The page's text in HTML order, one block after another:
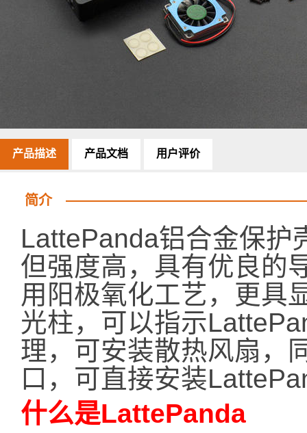
产品描述 产品文档 用户评价
简介
LattePanda铝合金保护
但强度高，具有优良的
用阳极氧化工艺，更具
光柱，可以指示
理，可安装散热风扇，
口，可直接安装
什么是LattePanda